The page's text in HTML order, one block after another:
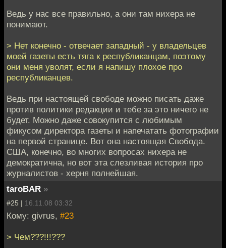
Ведь у нас все правильно, а они там нихера не
понимают.
> Нет конечно - отвечает западный - у владельцев
моей газеты есть тяга к республиканцам, поэтому
они меня уволят, если я напишу плохое про
республиканцев.
Ведь при настоящей свободе можно писать даже
против политики редакции и тебе за это ничего не
будет. Можно даже совокупится с любимым
фикусом директора газеты и напечатать фотографии
на первой странице. Вот она настоящая Свобода.
США, конечно, во многих вопросах нихера не
демократична, но вот эта слезливая история про
журналистов - херня полнейшая.
taroBAR »
#25 | 16.11.08 03:32
Кому: givrus, #23
> Чем???!!!???